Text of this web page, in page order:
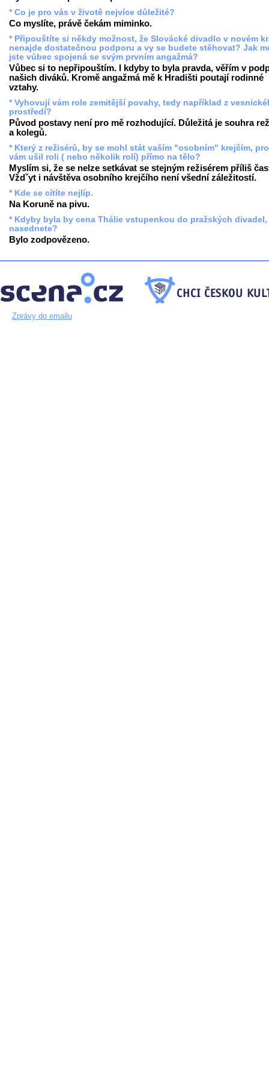
* Co je pro vás v životě nejvíce důležité?
Co myslíte, právě čekám miminko.
* Připouštíte si někdy možnost, že Slovácké divadlo v novém
nenajde dostatečnou podporu a vy se budete stěhovat? Jak
jste vůbec spojená se svým prvním angažmá?
Vůbec si to nepřipouštím. I kdyby to byla pravda, věřím v
našich diváků. Kromě angažmá mě k Hradišti poutají rodinné
vztahy.
* Vyhovují vám role zemitější povahy, tedy například z
prostředí?
Původ postavy není pro mě rozhodující. Důležitá je souhra
a kolegů.
* Který z režisérů, by se mohl stát vaším "osobním" krejčím,
vám ušil roli ( nebo několik rolí) přímo na tělo?
Myslím si, že se nelze setkávat se stejným režisérem příliš
Vždˇyt i návštěva osobního krejčího není všední záležitostí.
* Kde se cítíte nejlíp.
Na Koruně na pivu.
* Kdyby byla by cena Thálie vstupenkou do pražských divadel,
nasednete?
Bylo zodpovězeno.
Zprávy do emailu